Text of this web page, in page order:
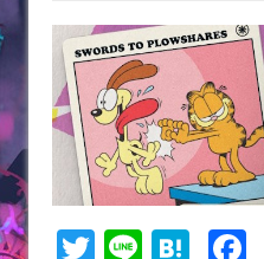
T
Li
H